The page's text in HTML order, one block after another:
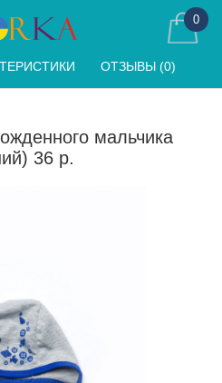
0
мальчика
36 р.
ОТЗЫВЫ (0)